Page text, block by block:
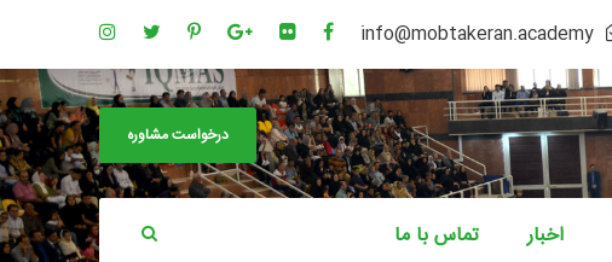
info@mobtakeran.academy
درخواست مشاوره
اخبار تماس با ما